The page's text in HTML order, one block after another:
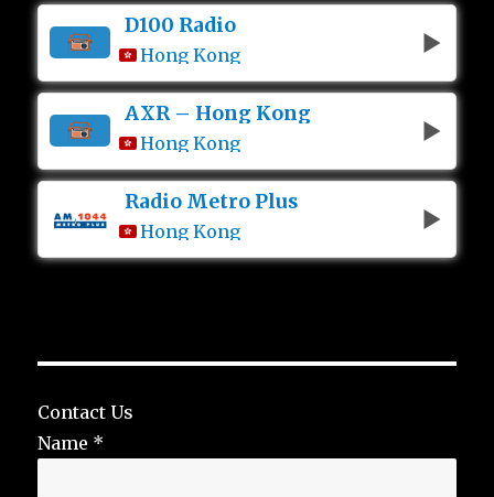
D100 Radio
Hong Kong
AXR – Hong Kong
Hong Kong
Radio Metro Plus
Hong Kong
Contact Us
Name *